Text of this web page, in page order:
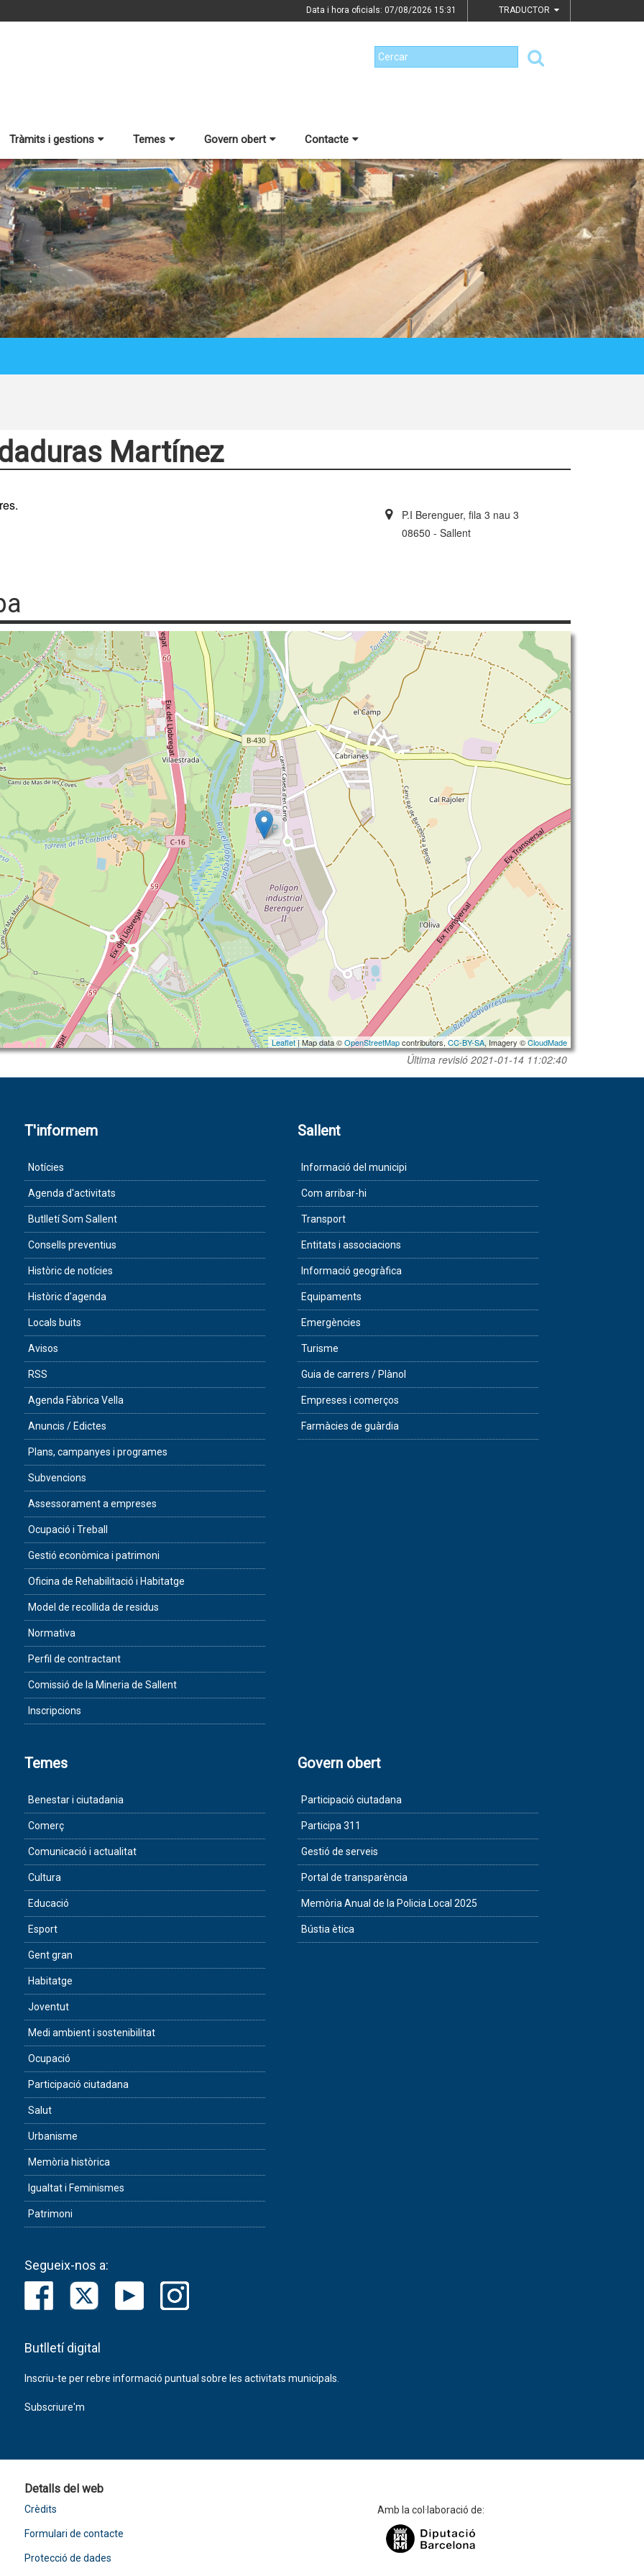
Data i hora oficials: 07/08/2026 15:31 TRADUCTOR
Tràmits i gestions Temes Govern obert Contacte
Martínez
P.I Berenguer, fila 3 nau 3
08650 - Sallent
Leaflet| Map data ©OpenStreetMapcontributors, CC-BY-SA, Imagery ©CloudMade
Última revisió 2021-01-14 11:02:40
T'informem
Notícies
Agenda d'activitats
Butlletí Som Sallent
Consells preventius
Històric de notícies
Històric d'agenda
Locals buits
Avisos
RSS
Agenda Fàbrica Vella
Anuncis / Edictes
Plans, campanyes i programes
Subvencions
Assessorament a empreses
Ocupació i Treball
Gestió econòmica i patrimoni
Oficina de Rehabilitació i Habitatge
Model de recollida de residus
Normativa
Perfil de contractant
Comissió de la Mineria de Sallent
Inscripcions
Sallent
Informació del municipi
Com arribar-hi
Transport
Entitats i associacions
Informació geogràfica
Equipaments
Emergències
Turisme
Guia de carrers / Plànol
Empreses i comerços
Farmàcies de guàrdia
Temes
Benestar i ciutadania
Comerç
Comunicació i actualitat
Cultura
Educació
Esport
Gent gran
Habitatge
Joventut
Medi ambient i sostenibilitat
Ocupació
Participació ciutadana
Salut
Urbanisme
Memòria històrica
Igualtat i Feminismes
Patrimoni
Govern obert
Participació ciutadana
Participa 311
Gestió de serveis
Portal de transparència
Memòria Anual de la Policia Local 2025
Bústia ètica
Segueix-nos a:
Butlletí digital
Inscriu-te per rebre informació puntual sobre les activitats municipals.
Subscriure'm
Detalls del web
Crèdits
Formulari de contacte
Protecció de dades
Amb la col·laboració de: